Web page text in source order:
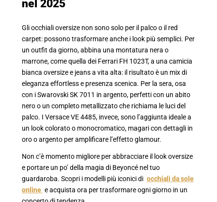
nel 2025
Gli occhiali oversize non sono solo per il palco o il red
carpet: possono trasformare anche i look più semplici. Per
un outfit da giorno, abbina una montatura nera o
marrone, come quella dei Ferrari FH 1023T, a una camicia
bianca oversize e jeans a vita alta: il risultato è un mix di
eleganza effortless e presenza scenica. Per la sera, osa
con i Swarovski SK 7011 in argento, perfetti con un abito
nero o un completo metallizzato che richiama le luci del
palco. I Versace VE 4485, invece, sono l’aggiunta ideale a
un look colorato o monocromatico, magari con dettagli in
oro o argento per amplificare l’effetto glamour.
Non c’è momento migliore per abbracciare il look oversize
e portare un po’ della magia di Beyoncé nel tuo
guardaroba. Scopri i modelli più iconici di occhiali da sole
online e acquista ora per trasformare ogni giorno in un